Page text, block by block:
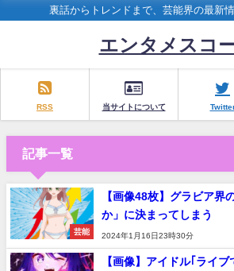
裏話からトレンドまで、芸能界の最新
エンタメスコ
RSS 当サイトについて
記事一覧
芸能
【画像48枚】グラビア界
か」に決まってしまう
2024年1月16日23時30分
【画像】アイドル｢ライ